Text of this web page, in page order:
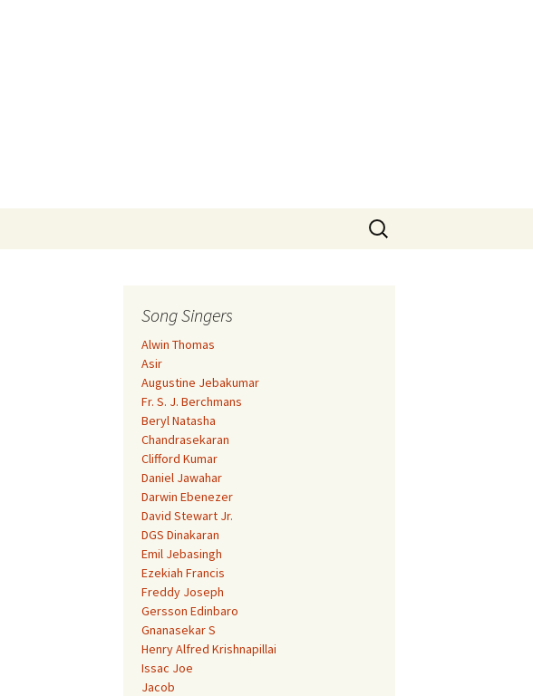
Search
for:
Song Singers
Alwin Thomas
Asir
Augustine Jebakumar
Fr. S. J. Berchmans
Beryl Natasha
Chandrasekaran
Clifford Kumar
Daniel Jawahar
Darwin Ebenezer
David Stewart Jr.
DGS Dinakaran
Emil Jebasingh
Ezekiah Francis
Freddy Joseph
Gersson Edinbaro
Gnanasekar S
Henry Alfred Krishnapillai
Issac Joe
Jacob